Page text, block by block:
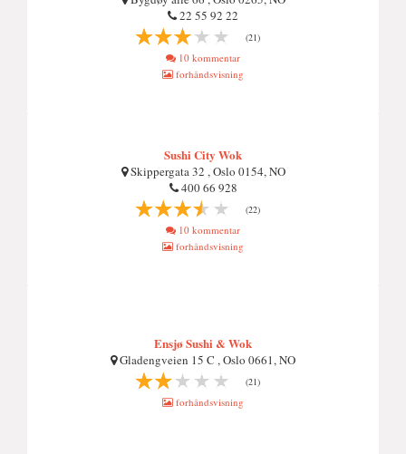
22 55 92 22
(21)
10 kommentar
forhåndsvisning
Sushi City Wok
Skippergata 32 , Oslo 0154, NO
400 66 928
(22)
10 kommentar
forhåndsvisning
Ensjø Sushi & Wok
Gladengveien 15 C , Oslo 0661, NO
(21)
forhåndsvisning